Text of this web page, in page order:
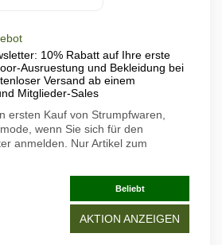
10% Rabatt auf Ihre erste
Ausruestung und Bekleidung bei
Versand ab einem
Mitglieder-Sales
ersten Kauf von Strumpfwaren,
wenn Sie sich für den
anmelden. Nur Artikel zum
Beliebt
AKTION ANZEIGEN